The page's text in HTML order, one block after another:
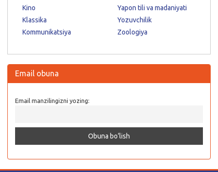
Kino
Klassika
Kommunikatsiya
Yapon tili va madaniyati
Yozuvchilik
Zoologiya
Email obuna
Email manzilingizni yozing: